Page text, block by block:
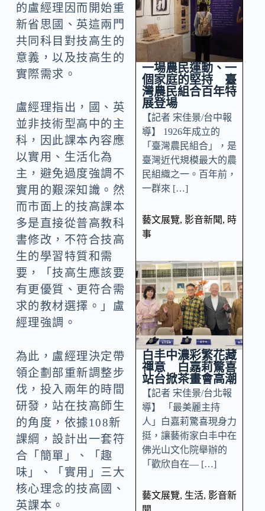
的盧經理因而開始重
新省思國、英這兩門
共同科目對技高生的
意義，以及技高生的
實際需求。
盧經理指出，國、英
並非技術型高中的主
科，因此課本內容應
以實用、生活化為
主，避免過度強調不
實用的艱深知識。然
而市面上的技高課本
多是直接從普高教科
書修改，不符合技高
生的學習特質和需
要，「技高生應該要
有更優質、更符合需
求的教材選擇。」盧
經理強調。
為此，盧經理決定帶
領企劃部重新調整步
伐，投入兩年的時間
研發，站在技高師生
的角度，依據108新
課綱，設計出一套符
合「簡單」、「趣
味」、「實用」三大
核心理念的技高國、
英課本。
一場農民運動、一
個家庭的堅持 臺
灣農民組合百年特
展登場
【記者 宋佳景/台中報
導】 1926年成立的
「臺灣農民組合」，是
臺灣近代規模最大的農
民組織之一。百年前，
一群來 […]
藝文展覽, 影音新聞, 時
事
白丰中濃彩繁花藏
禪意 白嘉莉驚喜
站台掀茶畫會高潮
【記者 宋佳景/台北報
導】 「最美麗主持
人」白嘉莉驚喜現身力
挺，讓藝術家白丰中在
佛光山文化院舉辦的
「歡欣自在— […]
藝文展覽, 生活, 影音新